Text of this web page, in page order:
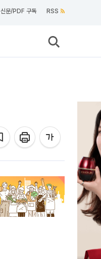
신문/PDF 구독 RSS